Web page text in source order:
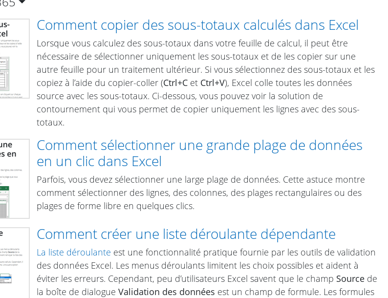
Comment copier des sous-totaux calculés dans Excel
Lorsque vous calculez des sous-totaux dans votre feuille de calcul, il peut être
nécessaire de sélectionner uniquement les sous-totaux et de les copier sur une
autre feuille pour un traitement ultérieur. Si vous sélectionnez des sous-totaux et les
copiez à l’aide du copier-coller (Ctrl+C et Ctrl+V), Excel colle toutes les données
source avec les sous-totaux. Ci-dessous, vous pouvez voir la solution de
contournement qui vous permet de copier uniquement les lignes avec des sous-
totaux.
Comment sélectionner une grande plage de données
en un clic dans Excel
Parfois, vous devez sélectionner une large plage de données. Cette astuce montre
comment sélectionner des lignes, des colonnes, des plages rectangulaires ou des
plages de forme libre en quelques clics.
Comment créer une liste déroulante dépendante
La liste déroulante est une fonctionnalité pratique fournie par les outils de validation
des données Excel. Les menus déroulants limitent les choix possibles et aident à
éviter les erreurs. Cependant, peu d’utilisateurs Excel savent que le champ Source de
la boîte de dialogue Validation des données est un champ de formule. Les formules